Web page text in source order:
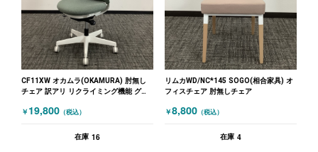
CF11XW オカムラ(OKAMURA) 肘無し
チェア 訳アリ リクライミング機能 グリ
￥ 19,800 （税込）
在庫 16
リムカWD/NC*145 SOGO(相合家具) オ
フィスチェア 肘無しチェア
￥8,800 （税込）
在庫 4